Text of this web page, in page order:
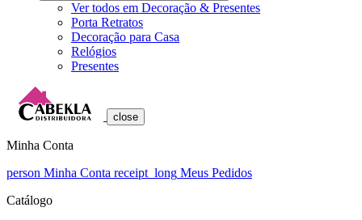
Ver todos em Decoração & Presentes
Porta Retratos
Decoração para Casa
Relógios
Presentes
close
Minha Conta
person Minha Conta receipt_long Meus Pedidos
Catálogo